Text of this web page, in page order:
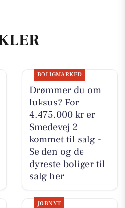
BOLIGMARKED
Drømmer du om
luksus? For
4.475.000 kr er
Smedevej 2
kommet til salg -
Se den og de
dyreste boliger til
salg her
JOBNYT